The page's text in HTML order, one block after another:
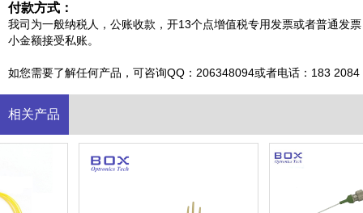
付款方式：
我司为一般纳税人，公账收款，开13个点增值税专用发票或者普通发
小金额接受私账。
如您需要了解任何产品，可咨询QQ：206348094或者电话：183
相关产品